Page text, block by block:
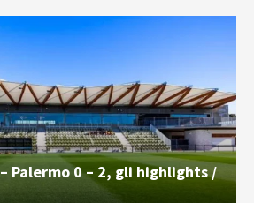
Palermo 0 – 2, gli highlights /